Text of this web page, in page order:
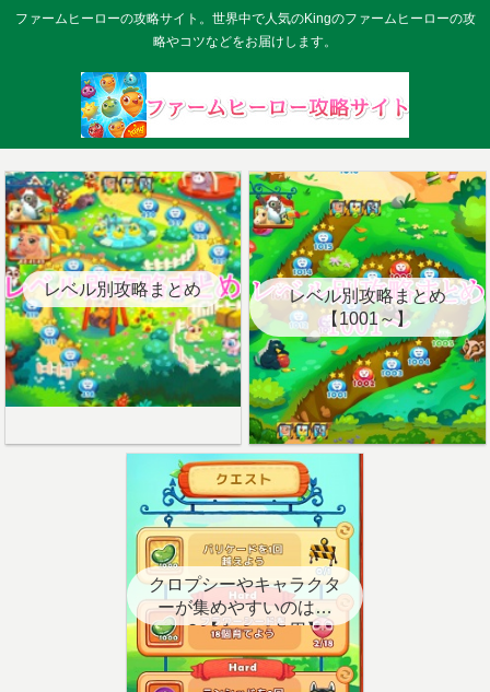
ファームヒーローの攻略サイト。世界中で人気のKingのファームヒーローの攻
略やコツなどをお届けします。
レベル別攻略まとめ
レベル別攻略まとめ
【1001～】
クロプシーやキャラクタ
ーが集めやすいのはど
こ？【クエスト用】